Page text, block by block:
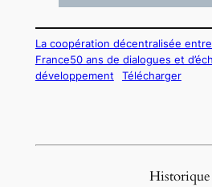
La coopération décentralisée entre
France50 ans de dialogues et
développement
Télécharger
Historique